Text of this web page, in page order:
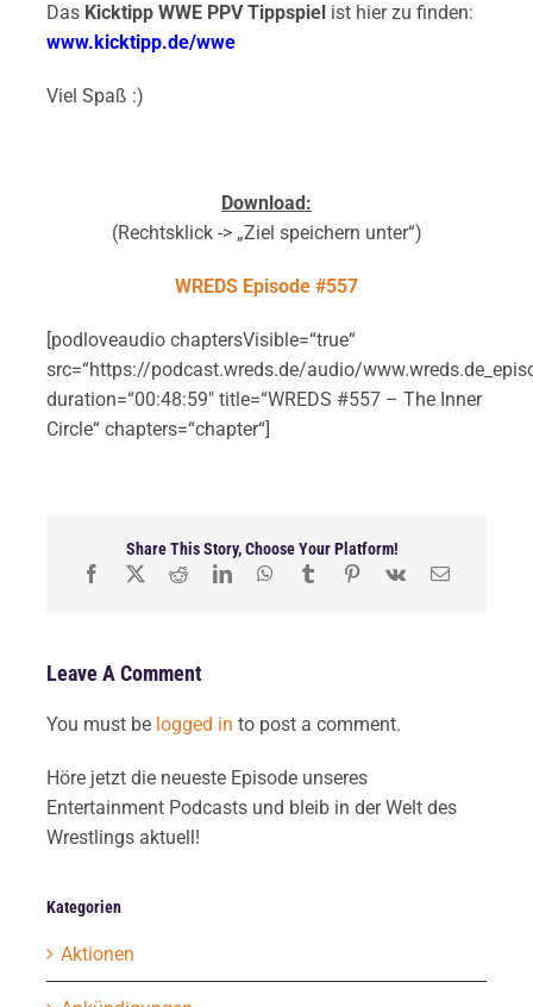
Das Kicktipp WWE PPV Tippspielist hier zu finden:
www.kicktipp.de/wwe
Viel Spaß :)
Download:
(Rechtsklick -> „Ziel speichern unter“)
WREDS Episode #557
[podloveaudio chaptersVisible=“true“
src=“https://podcast.wreds.de/audio/
duration=“00:48:59″ title=“WREDS #557 – The Inner
Circle“ chapters=“chapter“]
Share This Story, Choose Your Platform!
Leave A Comment
You must be logged in to post a comment.
Höre jetzt die neueste Episode unseres
Entertainment Podcasts und bleib in der Welt des
Wrestlings aktuell!
Kategorien
Aktionen